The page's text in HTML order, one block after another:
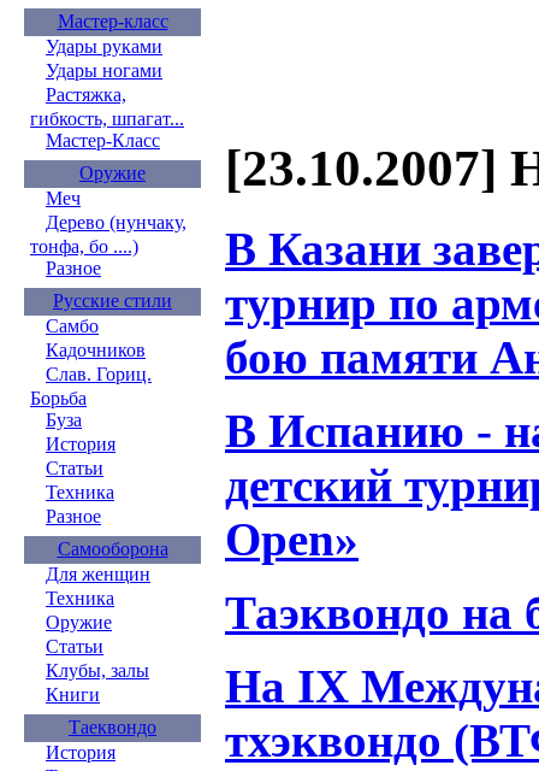
Мастер-класс
Удары руками
Удары ногами
Растяжка,
гибкость, шпагат...
Мастер-Класс
Оружие
Меч
Дерево (нунчаку,
тонфа, бо ....)
Разное
Русские стили
Самбо
Кадочников
Слав. Гориц.
Борьба
Буза
История
Статьи
Техника
Разное
Самооборона
Для женщин
Техника
Оружие
Статьи
Клубы, залы
Книги
Таеквондо
История
[23.10.2007]
В Казани
турнир по
бою памяти
В Испанию -
детский
Open»
Таэквондо на
На IX
тхэквондо